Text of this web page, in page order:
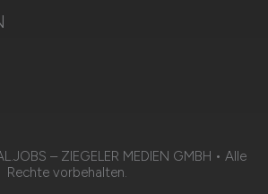
– ZIEGELER MEDIEN GMBH • Alle
Rechte vorbehalten.